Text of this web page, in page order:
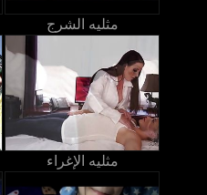
مثليه الشرج
مثليه الإغراء